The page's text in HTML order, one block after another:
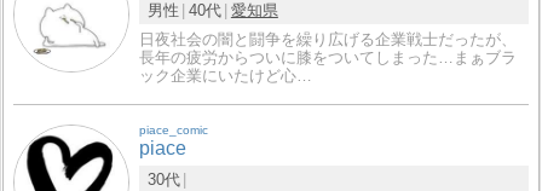
男性 40代 愛知県
日夜社会の闇と闘争を繰り広げる企業戦士だったが、
長年の疲労からついに膝をついてしまった…まぁブラ
ック企業にいたけど心…
piace_comic
piace
30代